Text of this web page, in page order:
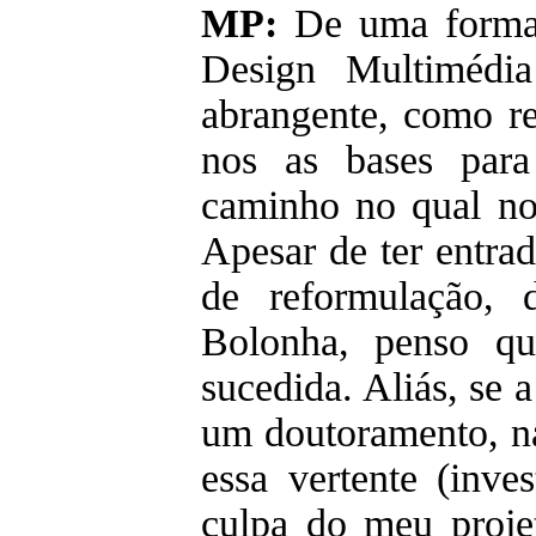
MP: De uma
Design
abrangente, como
nos as bases
caminho no qual
Apesar de ter
de reformulação,
Bolonha, penso
sucedida. Aliás, se
um doutoramento,
essa vertente
culpa do meu